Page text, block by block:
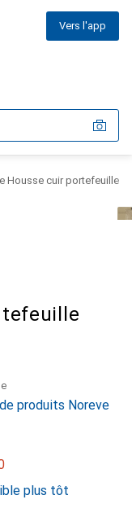
Vers l'app
Housse cuir portefeuille
produits Noreve
plus tôt